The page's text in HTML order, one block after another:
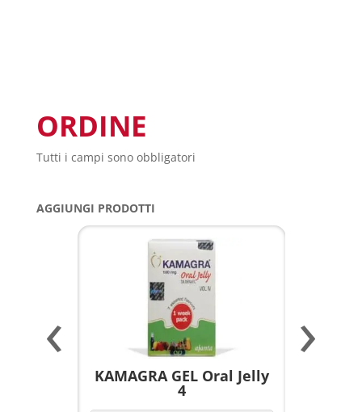
ORDINE
Tutti i campi sono obbligatori
AGGIUNGI PRODOTTI
KAMAGRA GEL Oral Jelly
4
‹ ›